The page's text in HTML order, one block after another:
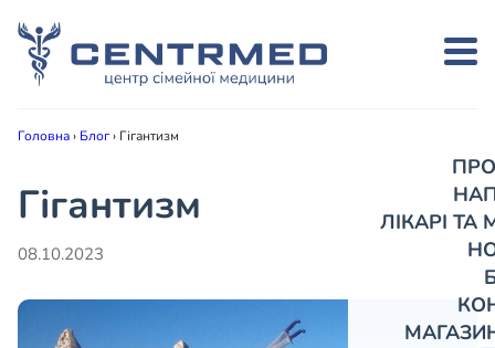
ЛІКАРІ
Головна› Блог› Гігантизм
Гігантизм
08.10.2023